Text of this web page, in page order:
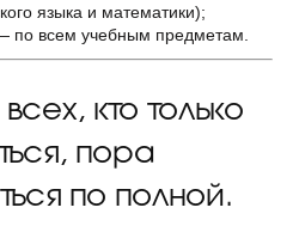
языка и математики);
по всем учебным предметам.
кто только
пора
по полной.